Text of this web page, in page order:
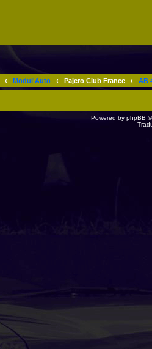
‹ Modul'Auto ‹ Pajero Club France ‹ AB
Powered by phpBB